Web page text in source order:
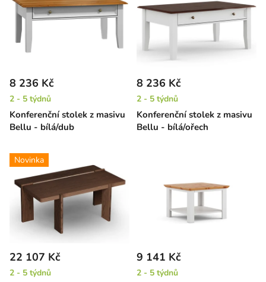
Konferenční stolek z masivu
Bellu - bílá/dub
8 236 Kč
2 - 5 týdnů
Konferenční stolek z masivu
Bellu - bílá/ořech
8 236 Kč
2 - 5 týdnů
Novinka
22 107 Kč
2 - 5 týdnů
9 141 Kč
2 - 5 týdnů